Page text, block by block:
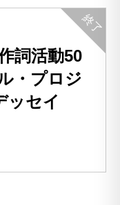
詞活動50
・プロジ
ッセイ